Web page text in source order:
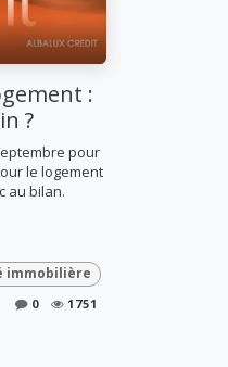
:
?
pour
le logement
au bilan.
immobilière
0 1751